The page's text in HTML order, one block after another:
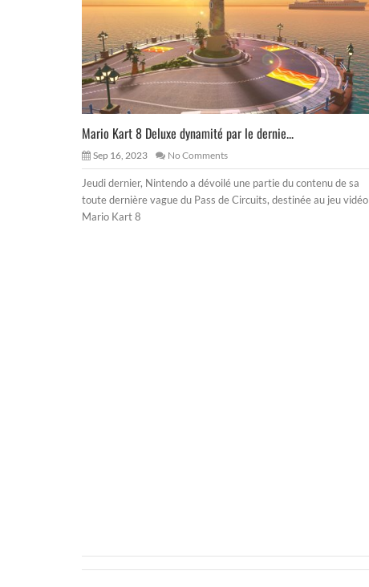
Mario Kart 8 Deluxe dynamité par le dernie...
Sep 16, 2023 No Comments
Jeudi dernier, Nintendo a dévoilé une partie du contenu de sa
toute dernière vague du Pass de Circuits, destinée au jeu vidéo
Mario Kart 8